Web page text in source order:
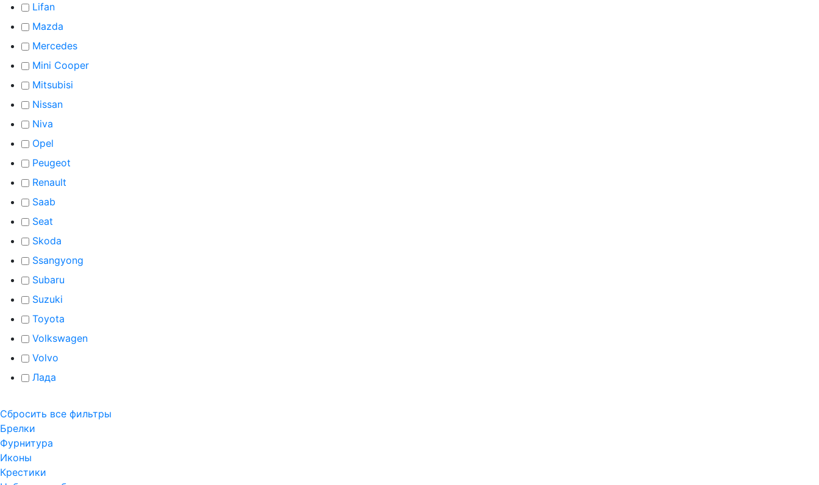
Lifan
Mazda
Mercedes
Mini Cooper
Mitsubisi
Nissan
Niva
Opel
Peugeot
Renault
Saab
Seat
Skoda
Ssangyong
Subaru
Suzuki
Toyota
Volkswagen
Volvo
Лада
Сбросить все фильтры
Брелки
Фурнитура
Иконы
Крестики